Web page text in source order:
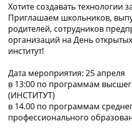
Хотите создавать технологии
Приглашаем школьников,
родителей, сотрудников
организаций на День
институт!
Дата мероприятия: 25 апреля
в 13:00 по программам
(ИНСТИТУТ)
в 14.00 по программам
профессионального